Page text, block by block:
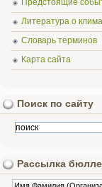
Предстоящие
Литература о
Словарь терминов
Карта сайта
Поиск по сайту
Рассылка